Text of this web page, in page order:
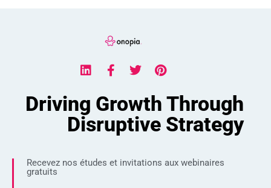
Driving Growth Through
Disruptive Strategy
Recevez nos études et invitations aux webinaires
gratuits